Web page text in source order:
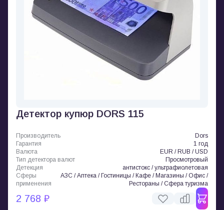
Детектор купюр DORS 115
Производитель
Dors
Гарантия
1 год
Валюта
EUR / RUB / USD
Тип детектора валют
Просмотровый
Детекция
антистокс / ультрафиолетовая
Сферы
применения
АЗС / Аптека / Гостиницы / Кафе / Магазины / Офис /
Рестораны / Сфера туризма
2 768 ₽